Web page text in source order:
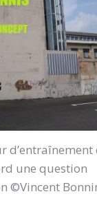
d’entraînement
une question
©Vincent